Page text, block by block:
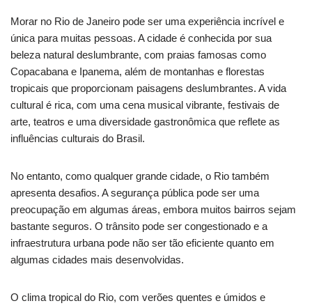
Morar no Rio de Janeiro pode ser uma experiência incrível e
única para muitas pessoas. A cidade é conhecida por sua
beleza natural deslumbrante, com praias famosas como
Copacabana e Ipanema, além de montanhas e florestas
tropicais que proporcionam paisagens deslumbrantes. A vida
cultural é rica, com uma cena musical vibrante, festivais de
arte, teatros e uma diversidade gastronômica que reflete as
influências culturais do Brasil.
No entanto, como qualquer grande cidade, o Rio também
apresenta desafios. A segurança pública pode ser uma
preocupação em algumas áreas, embora muitos bairros sejam
bastante seguros. O trânsito pode ser congestionado e a
infraestrutura urbana pode não ser tão eficiente quanto em
algumas cidades mais desenvolvidas.
O clima tropical do Rio, com verões quentes e úmidos e